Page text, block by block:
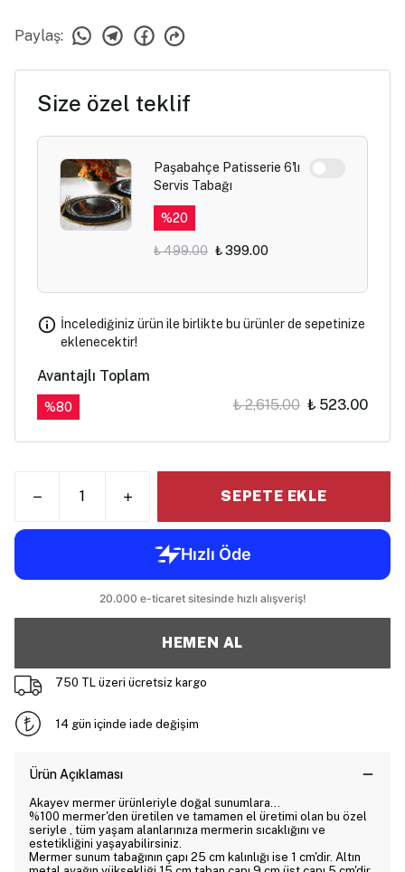
Paylaş:
Size özel teklif
Paşabahçe Patisserie 6'lı
Servis Tabağı
%20
₺ 499.00 ₺ 399.00
İncelediğiniz ürün ile birlikte bu ürünler de sepetinize
eklenecektir!
Avantajlı Toplam
%80 ₺ 2,615.00 ₺ 523.00
SEPETE EKLE
HEMEN AL
750 TL üzeri ücretsiz kargo
14 gün içinde iade değişim
Ürün Açıklaması
Akayev mermer ürünleriyle doğal sunumlara...
%100 mermer'den üretilen ve tamamen el üretimi olan bu özel
seriyle , tüm yaşam alanlarınıza mermerin sıcaklığını ve
estetikliğini yaşayabilirsiniz.
Mermer sunum tabağının çapı 25 cm kalınlığı ise 1 cm'dir. Altın